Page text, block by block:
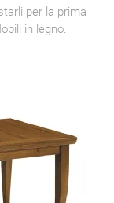
per la prima
in legno.